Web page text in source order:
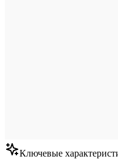
Ключевые